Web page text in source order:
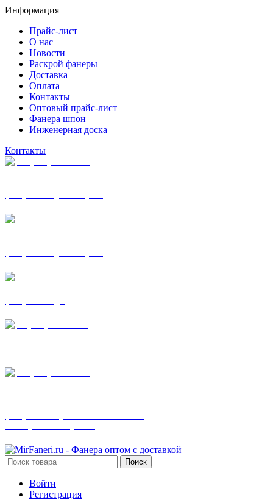
Информация
Прайс-лист
О нас
Новости
Раскрой фанеры
Доставка
Оплата
Контакты
Оптовый прайс-лист
Фанера шпон
Инженерная доска
Контакты
Поиск
Войти
Регистрация